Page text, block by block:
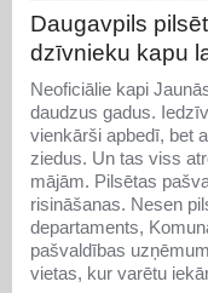
Daugavpils
dzīvnieku kapu
Neoficiālie kapi
daudzus gadus.
vienkārši apbedī, bet
ziedus. Un tas viss
mājām. Pilsētas
risināšanas. Nesen
departaments,
pašvaldības
vietas, kur varētu